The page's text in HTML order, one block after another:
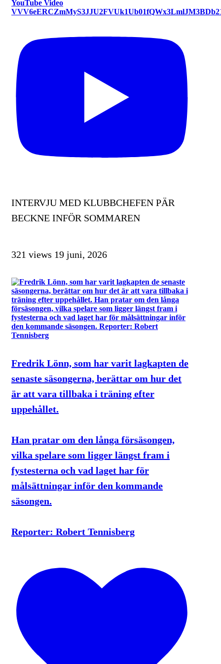
YouTube Video
INTERVJU MED KLUBBCHEFEN PÄR
BECKNE INFÖR SOMMAREN
321 views 19 juni, 2026
Fredrik Lönn, som har varit lagkapten de
senaste säsongerna, berättar om hur det
är att vara tillbaka i träning efter
uppehållet.
Han pratar om den långa försäsongen,
vilka spelare som ligger längst fram i
fystesterna och vad laget har för
målsättningar inför den kommande
säsongen.
Reporter: Robert Tennisberg